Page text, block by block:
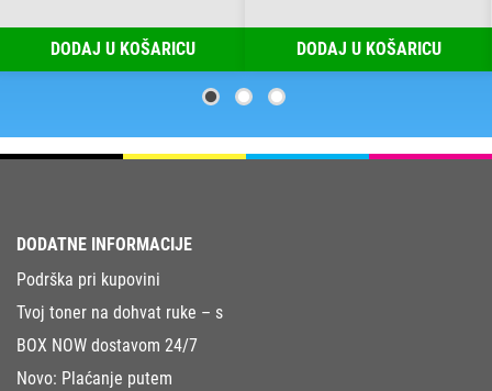
DODAJ U KOŠARICU DODAJ U KOŠARICU
DODATNE INFORMACIJE
Podrška pri kupovini
Tvoj toner na dohvat ruke – s
BOX NOW dostavom 24/7
Novo: Plaćanje putem